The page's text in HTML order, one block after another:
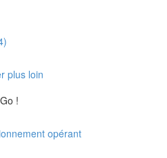
plus loin
!
opérant